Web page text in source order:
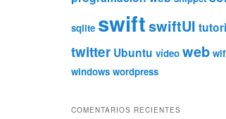
sqlite swiftswiftUI
twitter Ubuntu vídeo web
windows wordpress
COMENTARIOS RECIENTES